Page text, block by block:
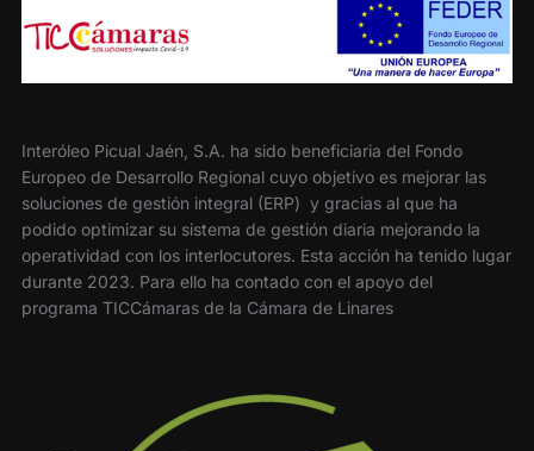
Interóleo Picual Jaén, S.A. ha sido beneficiaria del Fondo
Europeo de Desarrollo Regional cuyo objetivo es mejorar las
soluciones de gestión integral (ERP) y gracias al que ha
podido optimizar su sistema de gestión diaria mejorando la
operatividad con los interlocutores. Esta acción ha tenido lugar
durante 2023. Para ello ha contado con el apoyo del
programa TICCámaras de la Cámara de Linares